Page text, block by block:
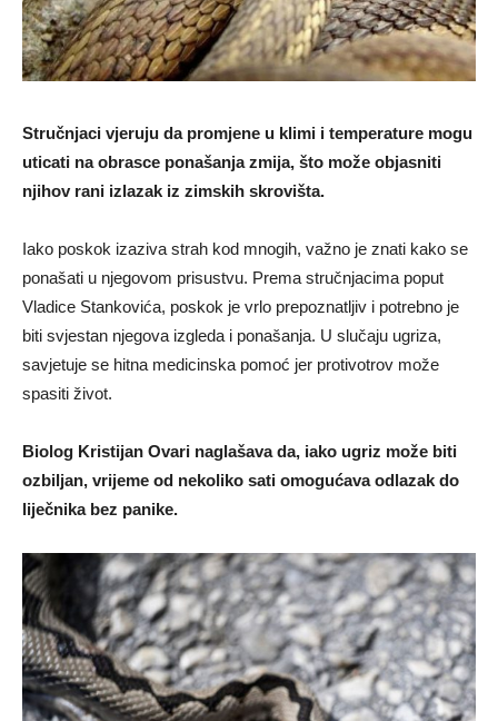
Stručnjaci vjeruju da promjene u klimi i temperature mogu
uticati na obrasce ponašanja zmija, što može objasniti
njihov rani izlazak iz zimskih skrovišta.
Iako poskok izaziva strah kod mnogih, važno je znati kako se
ponašati u njegovom prisustvu. Prema stručnjacima poput
Vladice Stankovića, poskok je vrlo prepoznatljiv i potrebno je
biti svjestan njegova izgleda i ponašanja. U slučaju ugriza,
savjetuje se hitna medicinska pomoć jer protivotrov može
spasiti život.
Biolog Kristijan Ovari naglašava da, iako ugriz može biti
ozbiljan, vrijeme od nekoliko sati omogućava odlazak do
liječnika bez panike.